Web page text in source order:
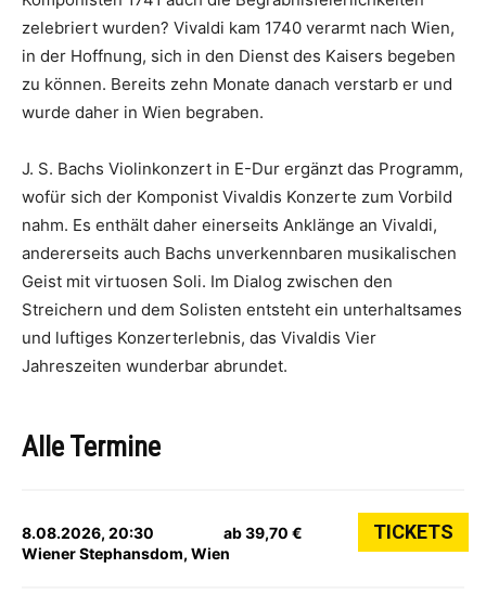
zelebriert wurden? Vivaldi kam 1740 verarmt nach Wien,
in der Hoffnung, sich in den Dienst des Kaisers begeben
zu können. Bereits zehn Monate danach verstarb er und
wurde daher in Wien begraben.
J. S. Bachs Violinkonzert in E-Dur ergänzt das Programm,
wofür sich der Komponist Vivaldis Konzerte zum Vorbild
nahm. Es enthält daher einerseits Anklänge an Vivaldi,
andererseits auch Bachs unverkennbaren musikalischen
Geist mit virtuosen Soli. Im Dialog zwischen den
Streichern und dem Solisten entsteht ein unterhaltsames
und luftiges Konzerterlebnis, das Vivaldis Vier
Jahreszeiten wunderbar abrundet.
Alle Termine
8.08.2026, 20:30
Wiener Stephansdom, Wien
ab 39,70 € TICKETS